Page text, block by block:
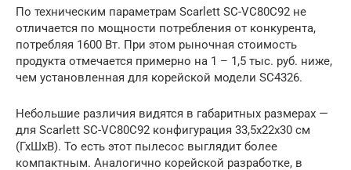
По техническим параметрам Scarlett SC-VC80C92 не
отличается по мощности потребления от конкурента,
потребляя 1600 Вт. При этом рыночная стоимость
продукта отмечается примерно на 1 – 1,5 тыс. руб. ниже,
чем установленная для корейской модели SC4326.
Небольшие различия видятся в габаритных размерах —
для Scarlett SC-VC80C92 конфигурация 33,5х22х30 см
(ГхШхВ). То есть этот пылесос выглядит более
компактным. Аналогично корейской разработке, в